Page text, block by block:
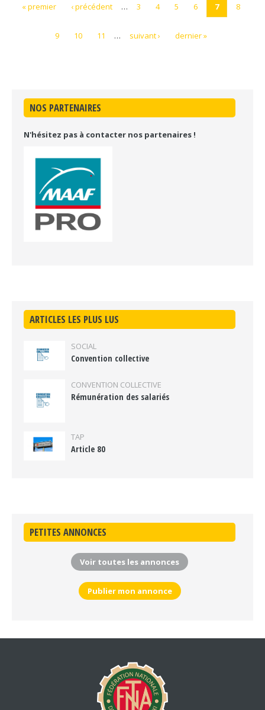
« premier ‹ précédent … 3 4 5 6 7 8
9 10 11 … suivant › dernier »
NOS PARTENAIRES
N'hésitez pas à contacter nos partenaires !
ARTICLES LES PLUS LUS
SOCIAL
Convention collective
CONVENTION COLLECTIVE
Rémunération des salariés
TAP
Article 80
PETITES ANNONCES
Voir toutes les annonces
Publier mon annonce